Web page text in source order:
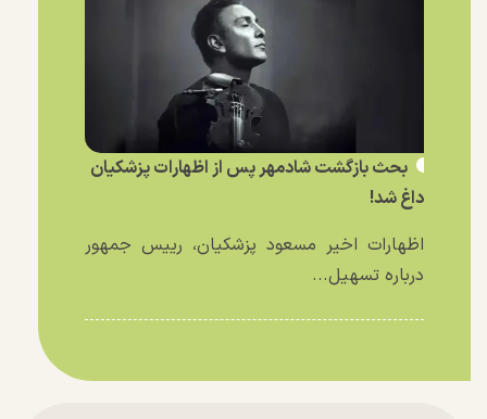
بحث بازگشت شادمهر پس از اظهارات پزشکیان
داغ شد!
اظهارات اخیر مسعود پزشکیان، رییس جمهور
درباره تسهیل...